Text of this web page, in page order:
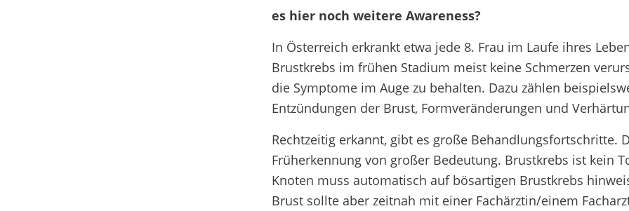
es hier noch weitere Awareness?
In Österreich erkrankt etwa jede 8. Frau im Laufe ihres
Brustkrebs im frühen Stadium meist keine Schmerzen
die Symptome im Auge zu behalten. Dazu zählen
Entzündungen der Brust, Formveränderungen und
Rechtzeitig erkannt, gibt es große Behandlungsfortschritte.
Früherkennung von großer Bedeutung. Brustkrebs ist kein
Knoten muss automatisch auf bösartigen Brustkrebs
Brust sollte aber zeitnah mit einer Fachärztin/einem